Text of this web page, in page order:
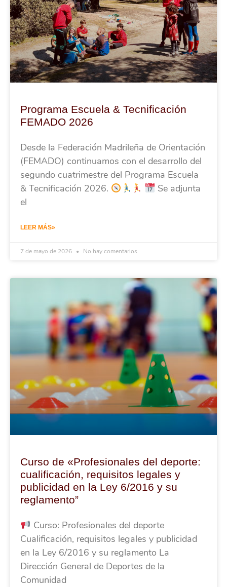
Programa Escuela & Tecnificación
FEMADO 2026
Desde la Federación Madrileña de Orientación
(FEMADO) continuamos con el desarrollo del
segundo cuatrimestre del Programa Escuela
& Tecnificación 2026.
Se adjunta
el
LEER MÁS»
7 de mayo de 2026 No hay comentarios
Curso de «Profesionales del deporte:
cualificación, requisitos legales y
publicidad en la Ley 6/2016 y su
reglamento”
Curso: Profesionales del deporte
Cualificación, requisitos legales y publicidad
en la Ley 6/2016 y su reglamento La
Dirección General de Deportes de la
Comunidad